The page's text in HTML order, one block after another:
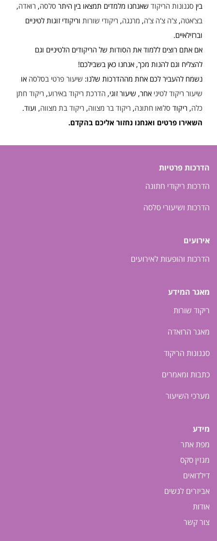
בין סגנונות הריקודשאנחנו מלמדים תמצאו בין היתר סלסה, רואדה,
בצ'אטה, צ'ה צ'ה צ'ה, מרנגה, ריקודי שורות וריקודי זוגות לטיניים
וברזילאיים.
אם אתם רוצים ללמוד את הסודות של הריקודים הלטיניים וגם
להצליח וגם להנות מכך, אנחנו כאן בשבילכם!
נשמח להעביר לכם אחת מההדרכות שלנו: שיעור פרטי בסלסה או
שיעור ריקוד לטיני אחר, שיעור זוגי, הדרכת ריקוד באירוע, ריקוד חתן
כלה, ריקוד סלואו חתונה, ריקוד בר מצווה, ריקוד בת מצווה, ועוד.
השאירו פרטים ואנחנו נחזור אליכם בהקדם.
הדרכות פרטיות
הדרכות ריקודי חתונה
הדרכות ושיעורי סלסה
אירועים
הדרכות והופעות לאירועים
מאגר המידע
ריקוד שורות
מאגר הרואדה
סגנונות הריקוד
כתבות ומאמרים
מערכי השיעור
מידע
מפת אתר
מגזין סקס
דילדואים
אביזרים לנשים
אודות
צור קשר